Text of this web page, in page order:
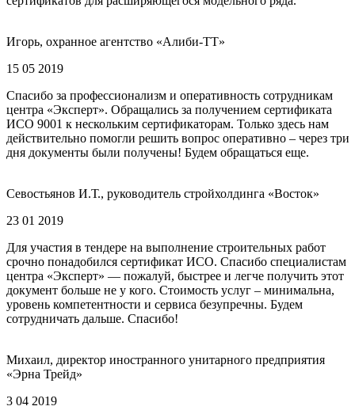
Игорь, охранное агентство «Алиби-ТТ»
15 05 2019
Спасибо за профессионализм и оперативность сотрудникам
центра «Эксперт». Обращались за получением сертификата
ИСО 9001 к нескольким сертификаторам. Только здесь нам
действительно помогли решить вопрос оперативно – через три
дня документы были получены! Будем обращаться еще.
Севостьянов И.Т., руководитель стройхолдинга «Восток»
23 01 2019
Для участия в тендере на выполнение строительных работ
срочно понадобился сертификат ИСО. Спасибо специалистам
центра «Эксперт» — пожалуй, быстрее и легче получить этот
документ больше не у кого. Стоимость услуг – минимальна,
уровень компетентности и сервиса безупречны. Будем
сотрудничать дальше. Спасибо!
Михаил, директор иностранного унитарного предприятия
«Эрна Трейд»
3 04 2019